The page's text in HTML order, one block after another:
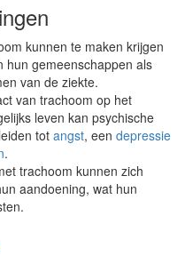
kunnen te maken krijgen
hun gemeenschappen als
van de ziekte.
van trachoom op het
leven kan psychische
tot angst, een depressie
.
trachoom kunnen zich
aandoening, wat hun